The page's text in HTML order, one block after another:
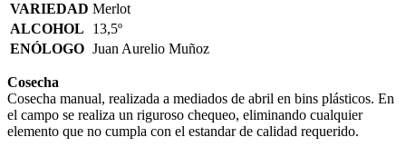
VARIEDAD Merlot
ALCOHOL
13,5º
ENÓLOGO Juan Aurelio Muñoz
Cosecha
Cosecha manual, realizada a media­dos de abril en bins plásticos. En
el campo se realiza un riguroso chequeo, eliminando cualquier
elemento que no cumpla con el estandar de calidad requerido.